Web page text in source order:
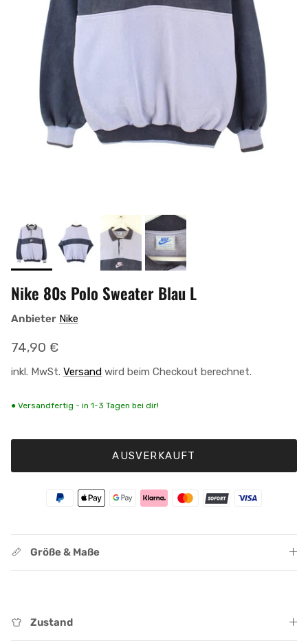
Nike 80s Polo Sweater Blau L
Anbieter Nike
Normaler Preis
74,90 €
inkl. MwSt. Versand wird beim Checkout berechnet.
● Versandfertig - in 1-3 Tagen bei dir!
AUSVERKAUFT
Größe & Maße
Zustand